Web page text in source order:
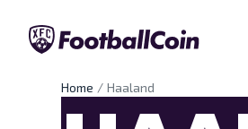
Home Haaland